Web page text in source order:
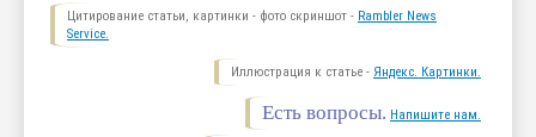
Цитирование статьи, картинки - фото скриншот - Rambler News
Service.
Иллюстрация к статье - Яндекс. Картинки.
Есть вопросы. Напишите нам.